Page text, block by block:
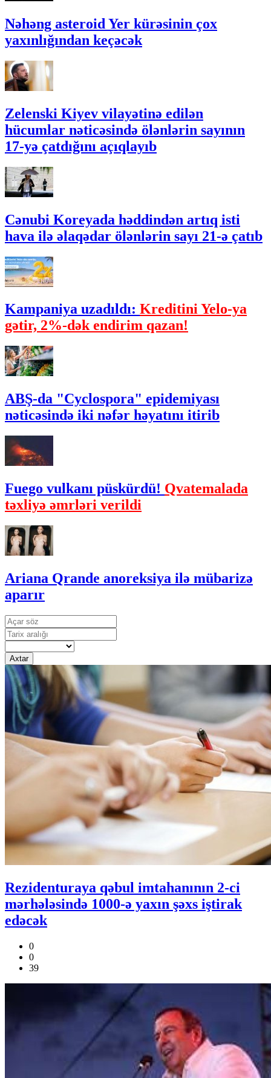
Nəhəng asteroid Yer kürəsinin çox
yaxınlığından keçəcək
Zelenski Kiyev vilayətinə edilən
hücumlar nəticəsində ölənlərin sayının
17-yə çatdığını açıqlayıb
Cənubi Koreyada həddindən artıq isti
hava ilə əlaqədar ölənlərin sayı 21-ə çatıb
Kampaniya uzadıldı: Kreditini Yelo-ya
gətir, 2%-dək endirim qazan!
ABŞ-da "Cyclospora" epidemiyası
nəticəsində iki nəfər həyatını itirib
Fuego vulkanı püskürdü! Qvatemalada
təxliyə əmrləri verildi
Ariana Qrande anoreksiya ilə mübarizə
aparır
Axtar
Rezidenturaya qəbul imtahanının 2-ci
mərhələsində 1000-ə yaxın şəxs iştirak
edəcək
0
0
39